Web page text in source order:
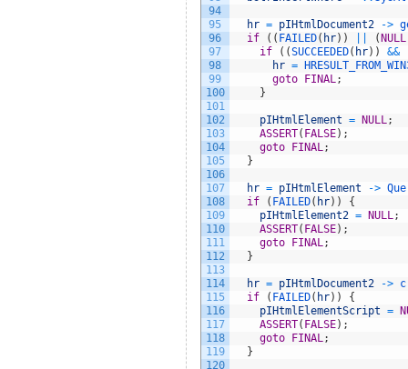
94
95
96
97
98
99
100
101
102
103
104
105
106
107
108
109
110
111
112
113
114
115
116
117
118
119
120
hr = pIHtmlDocument2 ->
if
( ( FAILED( hr) ) ( NULL
if
( (SUCCEEDED( hr) ) &&
hr =
goto
FINAL;
}
pIHtmlElement = NULL;
ASSERT( FALSE) ;
goto
FINAL;
}
hr = pIHtmlElement ->
if
( FAILED( hr) )
{
pIHtmlElement2 = NULL;
ASSERT( FALSE) ;
goto
FINAL;
}
hr = pIHtmlDocument2 ->
if
( FAILED( hr) )
{
pIHtmlElementScript =
ASSERT( FALSE) ;
goto
FINAL;
}